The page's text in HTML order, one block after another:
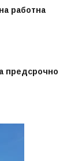
работна
предсрочно